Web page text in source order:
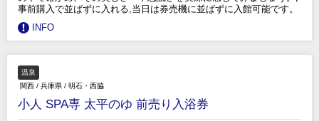
事前購入で並ばずに入れる,当日は券売機に並ばずに入館可能です。
INFO
温泉
関西 / 兵庫県 / 明石・西脇
小人 SPA専 太平のゆ 前売り入浴券